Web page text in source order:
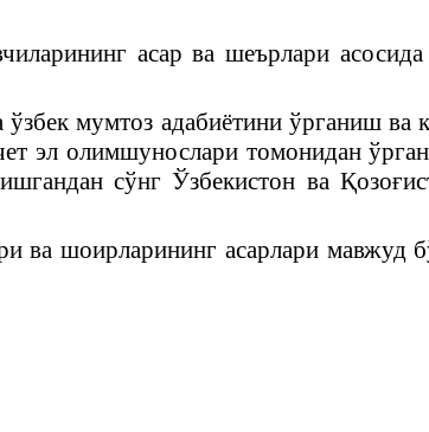
асар ва шеърлари
мумтоз адабиётини ўрганиш ва
эл олимшунослари томонидан
сўнг Ўзбекистон ва
ва шоирларининг асарлари мавжуд